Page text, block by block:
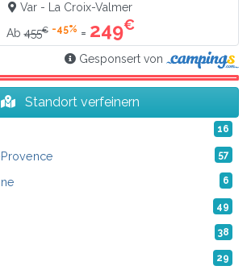
Var - La Croix-Valmer
Ab455€ -45% = 249€
Gesponsert von
Standort verfeinern
16
57
6
49
38
29